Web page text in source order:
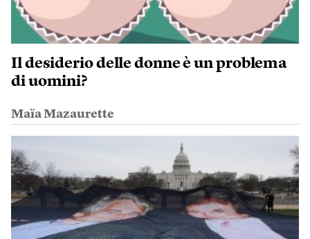
Il desiderio delle donne è un problema
di uomini?
Maïa Mazaurette